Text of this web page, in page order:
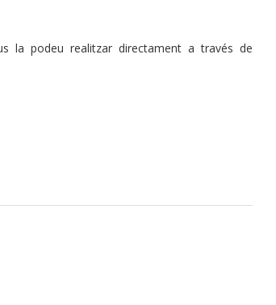
la podeu realitzar directament a través de